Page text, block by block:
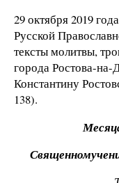
29 октября 2019
Русской
тексты молитвы,
города Ростова-
Константину
138).